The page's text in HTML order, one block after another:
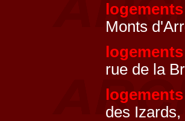
logements
Monts
logements
rue de la
logements
des